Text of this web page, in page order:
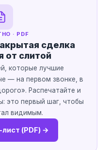
· PDF
сделка
от слитой
которые лучшие
— на первом звонке, в
Распечатайте и
это первый шаг, чтобы
видимым.
(PDF) →